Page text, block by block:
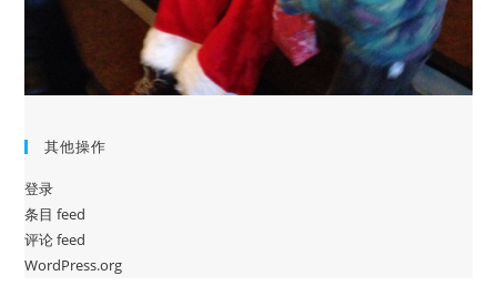
其他操作
登录
条目 feed
评论 feed
WordPress.org